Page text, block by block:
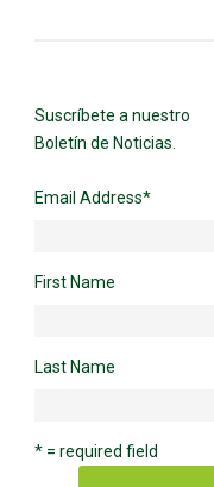
Suscríbete a nuestro
Boletín de Noticias.
Email Address*
First Name
Last Name
* = required field